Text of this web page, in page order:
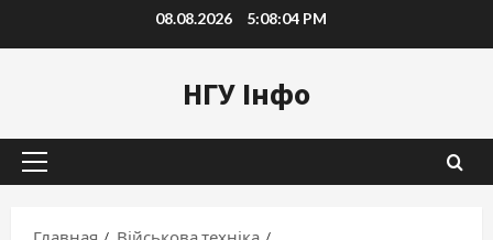
к
08.08.2026 5:08:05 PM
НГУ Інфо
Основное